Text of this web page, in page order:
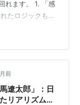
れます。 1. 「感
たロジックも、
追い詰め、敵を
慮することは「無
らすためのコス
前に「共感」と
論理的提案の通
…
前
遼太郎」：日
リアリズムと